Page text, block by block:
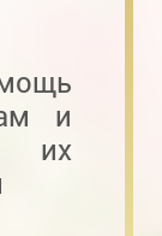
и
их